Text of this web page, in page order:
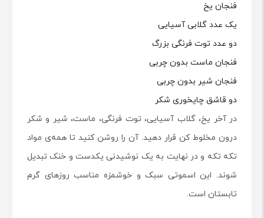
فنجان یخ
یک عدد گلابی آسیایی
دو عدد توت فرنگی بزرگ
فنجان ماست بدون چربی
فنجان شیر بدون چربی
دو قاشق چایخوری شکر
در آخر یخ، گلاب آسیایی، توت فرنگی، ماست، شیر و شکر
درون مخلوط کن قرار دهید. آن را روشن کنید تا همه‌ی مواد
تکه تکه و در نهایت به یک نوشیدنی یکدست و خنک تبدیل
شوند. این اسموتی سبک و خوشمزه مناسب روزهای گرم
تابستان است.